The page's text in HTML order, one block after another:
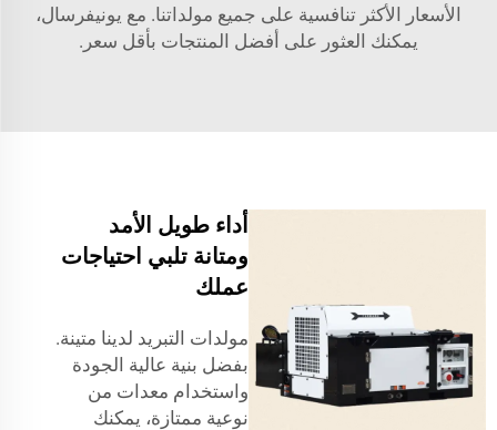
الأسعار الأكثر تنافسية على جميع مولداتنا. مع يونيفرسال،
يمكنك العثور على أفضل المنتجات بأقل سعر.
أداء طويل الأمد
ومتانة تلبي احتياجات
عملك
مولدات التبريد لدينا متينة.
بفضل بنية عالية الجودة
واستخدام معدات من
نوعية ممتازة، يمكنك